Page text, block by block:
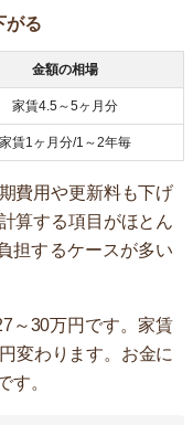
がる
金額の相場
家賃4.5～5ヶ月分
家賃1ヶ月分/1～2年毎
費用や更新料も下げ
算する項目がほとん
担するケースが多い
～30万円です。家賃
変わります。お金に
す。